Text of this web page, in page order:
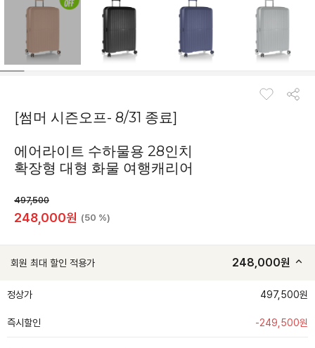
[썸머 시즌오프- 8/31 종료]
에어라이트 수하물용 28인치
확장형 대형 화물 여행캐리어
497,500
248,000원 (50 %)
회원 최대 할인 적용가 248,000원
정상가 497,500원
즉시할인 -249,500원